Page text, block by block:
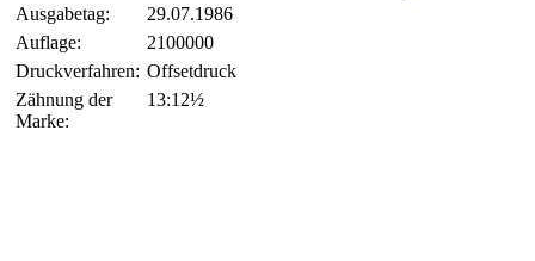
Ausgabetag:
29.07.1986
Auflage:
2100000
Druckverfahren: Offsetdruck
Zähnung der
Marke:
13:12½